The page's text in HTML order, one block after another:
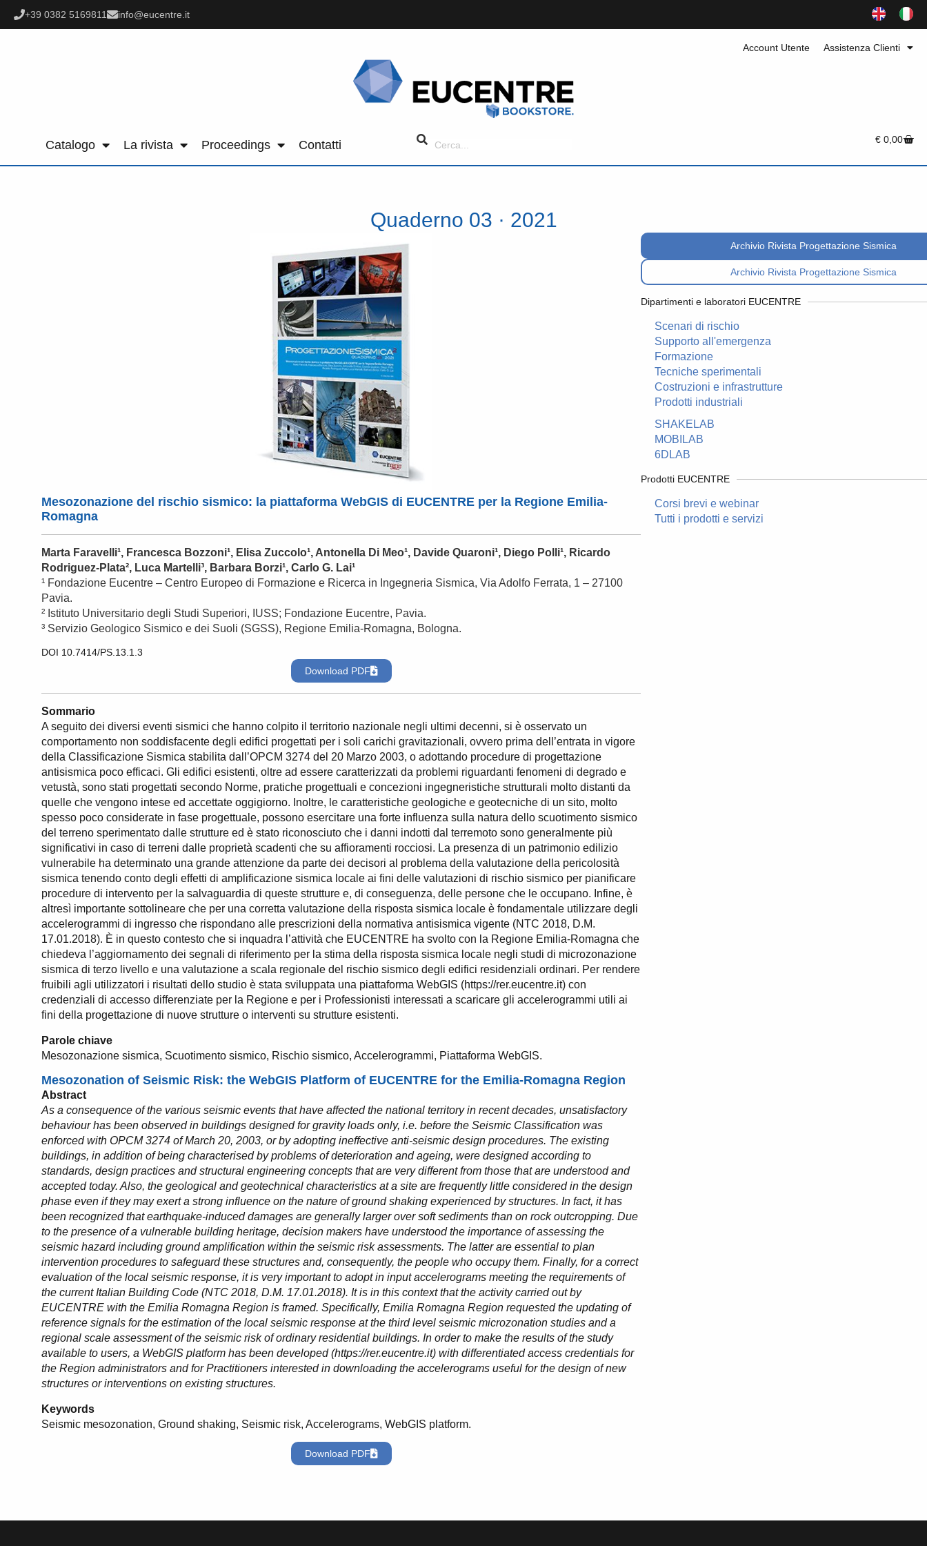
+39 0382 5169811 info@eucentre.it
Account Utente Assistenza Clienti
Catalogo La rivista Proceedings Contatti €0,00
Quaderno 03 · 2021
Mesozonazione del rischio sismico: la piattaforma WebGIS di EUCENTRE per la Regione Emilia-
Romagna
Marta Faravelli¹, Francesca Bozzoni¹, Elisa Zuccolo¹, Antonella Di Meo¹, Davide Quaroni¹, Diego Polli¹, Ricardo
Rodriguez-Plata², Luca Martelli³, Barbara Borzi¹, Carlo G. Lai¹
¹ Fondazione Eucentre – Centro Europeo di Formazione e Ricerca in Ingegneria Sismica, Via Adolfo Ferrata, 1 – 27100
Pavia.
² Istituto Universitario degli Studi Superiori, IUSS; Fondazione Eucentre, Pavia.
³ Servizio Geologico Sismico e dei Suoli (SGSS), Regione Emilia-Romagna, Bologna.
DOI 10.7414/PS.13.1.3
Download PDF
Sommario
A seguito dei diversi eventi sismici che hanno colpito il territorio nazionale negli ultimi decenni, si è osservato un
comportamento non soddisfacente degli edifici progettati per i soli carichi gravitazionali, ovvero prima dell’entrata in vigore
della Classificazione Sismica stabilita dall’OPCM 3274 del 20 Marzo 2003, o adottando procedure di progettazione
antisismica poco efficaci. Gli edifici esistenti, oltre ad essere caratterizzati da problemi riguardanti fenomeni di degrado e
vetustà, sono stati progettati secondo Norme, pratiche progettuali e concezioni ingegneristiche strutturali molto distanti da
quelle che vengono intese ed accettate oggigiorno. Inoltre, le caratteristiche geologiche e geotecniche di un sito, molto
spesso poco considerate in fase progettuale, possono esercitare una forte influenza sulla natura dello scuotimento sismico
del terreno sperimentato dalle strutture ed è stato riconosciuto che i danni indotti dal terremoto sono generalmente più
significativi in caso di terreni dalle proprietà scadenti che su affioramenti rocciosi. La presenza di un patrimonio edilizio
vulnerabile ha determinato una grande attenzione da parte dei decisori al problema della valutazione della pericolosità
sismica tenendo conto degli effetti di amplificazione sismica locale ai fini delle valutazioni di rischio sismico per pianificare
procedure di intervento per la salvaguardia di queste strutture e, di conseguenza, delle persone che le occupano. Infine, è
altresì importante sottolineare che per una corretta valutazione della risposta sismica locale è fondamentale utilizzare degli
accelerogrammi di ingresso che rispondano alle prescrizioni della normativa antisismica vigente (NTC 2018, D.M.
17.01.2018). È in questo contesto che si inquadra l’attività che EUCENTRE ha svolto con la Regione Emilia-Romagna che
chiedeva l’aggiornamento dei segnali di riferimento per la stima della risposta sismica locale negli studi di microzonazione
sismica di terzo livello e una valutazione a scala regionale del rischio sismico degli edifici residenziali ordinari. Per rendere
fruibili agli utilizzatori i risultati dello studio è stata sviluppata una piattaforma WebGIS (https://rer.eucentre.it) con
credenziali di accesso differenziate per la Regione e per i Professionisti interessati a scaricare gli accelerogrammi utili ai
fini della progettazione di nuove strutture o interventi su strutture esistenti.
Parole chiave
Mesozonazione sismica, Scuotimento sismico, Rischio sismico, Accelerogrammi, Piattaforma WebGIS.
Mesozonation of Seismic Risk: the WebGIS Platform of EUCENTRE for the Emilia-Romagna Region
Abstract
As a consequence of the various seismic events that have affected the national territory in recent decades, unsatisfactory
behaviour has been observed in buildings designed for gravity loads only, i.e. before the Seismic Classification was
enforced with OPCM 3274 of March 20, 2003, or by adopting ineffective anti-seismic design procedures. The existing
buildings, in addition of being characterised by problems of deterioration and ageing, were designed according to
standards, design practices and structural engineering concepts that are very different from those that are understood and
accepted today. Also, the geological and geotechnical characteristics at a site are frequently little considered in the design
phase even if they may exert a strong influence on the nature of ground shaking experienced by structures. In fact, it has
been recognized that earthquake-induced damages are generally larger over soft sediments than on rock outcropping. Due
to the presence of a vulnerable building heritage, decision makers have understood the importance of assessing the
seismic hazard including ground amplification within the seismic risk assessments. The latter are essential to plan
intervention procedures to safeguard these structures and, consequently, the people who occupy them. Finally, for a correct
evaluation of the local seismic response, it is very important to adopt in input accelerograms meeting the requirements of
the current Italian Building Code (NTC 2018, D.M. 17.01.2018). It is in this context that the activity carried out by
EUCENTRE with the Emilia Romagna Region is framed. Specifically, Emilia Romagna Region requested the updating of
reference signals for the estimation of the local seismic response at the third level seismic microzonation studies and a
regional scale assessment of the seismic risk of ordinary residential buildings. In order to make the results of the study
available to users, a WebGIS platform has been developed (https://rer.eucentre.it) with differentiated access credentials for
the Region administrators and for Practitioners interested in downloading the accelerograms useful for the design of new
structures or interventions on existing structures.
Keywords
Seismic mesozonation, Ground shaking, Seismic risk, Accelerograms, WebGIS platform.
Download PDF
Archivio Rivista Progettazione Sismica
Archivio Rivista Progettazione Sismica
Dipartimenti e laboratori EUCENTRE
Scenari di rischio
Supporto all'emergenza
Formazione
Tecniche sperimentali
Costruzioni e infrastrutture
Prodotti industriali
SHAKELAB
MOBILAB
6DLAB
Prodotti EUCENTRE
Corsi brevi e webinar
Tutti i prodotti e servizi